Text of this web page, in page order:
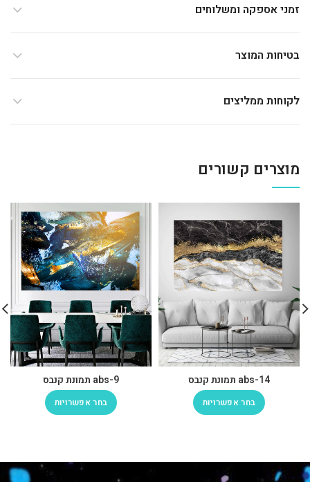
זמני אספקה ומשלוחים
בטיחות המוצר
לקוחות ממליצים
מוצרים קשורים
abs-14 תמונת קנבס
בחר אפשרויות
abs-9 תמונת קנבס
בחר אפשרויות